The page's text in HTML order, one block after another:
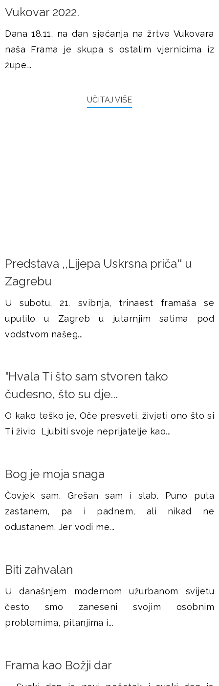
Vukovar 2022.
Dana 18.11. na dan sjećanja na žrtve Vukovara
naša Frama je skupa s ostalim vjernicima iz
župe...
UČITAJ VIŠE
Predstava ,,Lijepa Uskrsna priča'' u
Zagrebu
U subotu, 21. svibnja, trinaest framaša se
uputilo u Zagreb u jutarnjim satima pod
vodstvom našeg...
"Hvala Ti što sam stvoren tako
čudesno, što su dje...
O kako teško je, Oče presveti, živjeti ono što si
Ti živio Ljubiti svoje neprijatelje kao...
​Bog je moja snaga
Čovjek sam. Grešan sam i slab. Puno puta
zastanem, pa i padnem, ali nikad ne
odustanem. Jer vodi me...
Biti zahvalan
U današnjem modernom užurbanom svijetu
često smo zaneseni svojim osobnim
problemima, pitanjima i...
Frama kao Božji dar